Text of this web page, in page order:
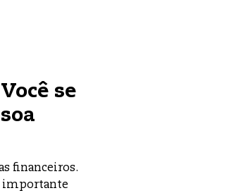
se
financeiros.
importante